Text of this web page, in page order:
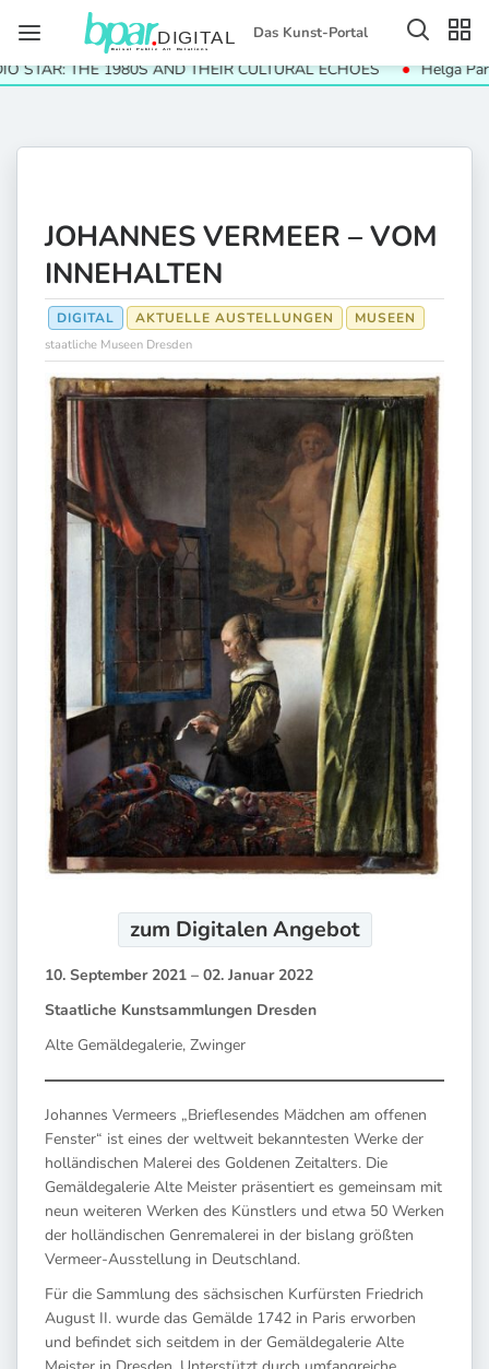
Das Kunst-Portal
THE 1980S AND THEIR CULTURAL ECHOES Helga Paris.
JOHANNES VERMEER – VOM
INNEHALTEN
DIGITAL AKTUELLE AUSTELLUNGEN MUSEEN
staatliche Museen Dresden
zum DigitalenAngebot
10. September 2021 – 02. Januar 2022
Staatliche Kunstsammlungen Dresden
Alte Gemäldegalerie, Zwinger
Johannes Vermeers „Brieflesendes Mädchen am offenen
Fenster“ ist eines der weltweit bekanntesten Werke der
holländischen Malerei des Goldenen Zeitalters. Die
Gemäldegalerie Alte Meister präsentiert es gemeinsam mit
neun weiteren Werken des Künstlers und etwa 50 Werken
der holländischen Genremalerei in der bislang größten
Vermeer-Ausstellung in Deutschland.
Für die Sammlung des sächsischen Kurfürsten Friedrich
August II. wurde das Gemälde 1742 in Paris erworben
und befindet sich seitdem in der Gemäldegalerie Alte